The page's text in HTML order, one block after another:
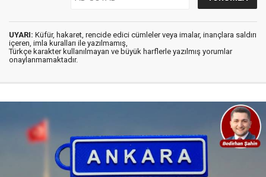
UYARI: Küfür, hakaret, rencide edici cümleler veya imalar, inançlara saldırı
içeren, imla kuralları ile yazılmamış,
Türkçe karakter kullanılmayan ve büyük harflerle yazılmış yorumlar
onaylanmamaktadır.